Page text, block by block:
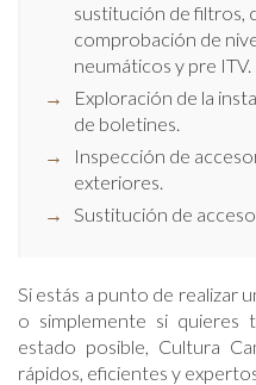
sustitución de filtros,
comprobación de
neumáticos y pre ITV.
Exploración de la
de boletines.
Inspección de
exteriores.
Sustitución de
Si estás a punto de realizar
o simplemente si
estado posible, Cultura
rápidos, eficientes y